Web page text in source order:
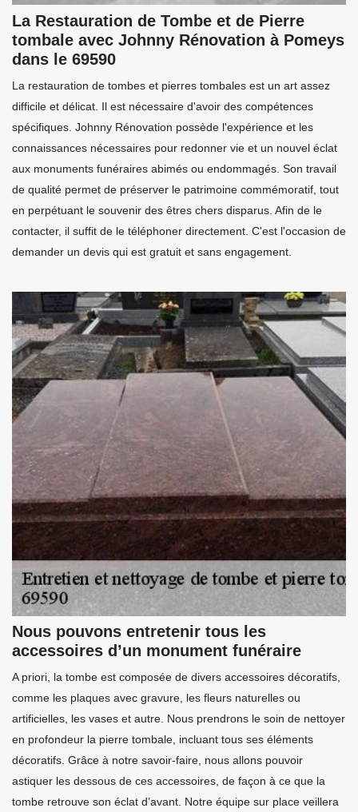
La Restauration de Tombe et de Pierre
tombale avec Johnny Rénovation à Pomeys
dans le 69590
La restauration de tombes et pierres tombales est un art assez
difficile et délicat. Il est nécessaire d'avoir des compétences
spécifiques. Johnny Rénovation possède l'expérience et les
connaissances nécessaires pour redonner vie et un nouvel éclat
aux monuments funéraires abimés ou endommagés. Son travail
de qualité permet de préserver le patrimoine commémoratif, tout
en perpétuant le souvenir des êtres chers disparus. Afin de le
contacter, il suffit de le téléphoner directement. C'est l'occasion de
demander un devis qui est gratuit et sans engagement.
Nous pouvons entretenir tous les
accessoires d’un monument funéraire
A priori, la tombe est composée de divers accessoires décoratifs,
comme les plaques avec gravure, les fleurs naturelles ou
artificielles, les vases et autre. Nous prendrons le soin de nettoyer
en profondeur la pierre tombale, incluant tous ses éléments
décoratifs. Grâce à notre savoir-faire, nous allons pouvoir
astiquer les dessous de ces accessoires, de façon à ce que la
tombe retrouve son éclat d’avant. Notre équipe sur place veillera